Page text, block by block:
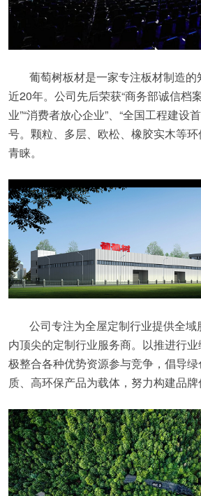
葡萄树板材是一家专注板材制造
近20年。公司先后荣获“商务部诚信档
业”“消费者放心企业”、“全国工程建设
号。颗粒、多层、欧松、橡胶实木等
青睐。
公司专注为全屋定制行业提供全
内顶尖的定制行业服务商。以推进行
极整合各种优势资源参与竞争，倡导
质、高环保产品为载体，努力构建品牌